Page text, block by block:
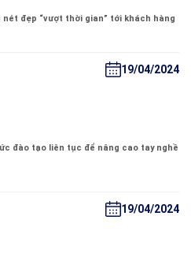
nét đẹp “vượt thời gian” tới khách hàng
19/04/2024
đào tạo liên tục để nâng cao tay nghề
19/04/2024